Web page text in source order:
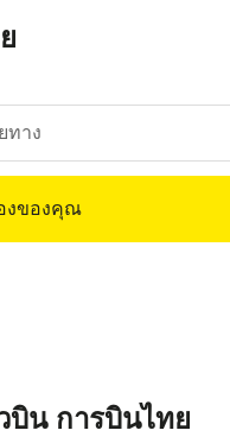
งของคุณ
บิน การบินไทย